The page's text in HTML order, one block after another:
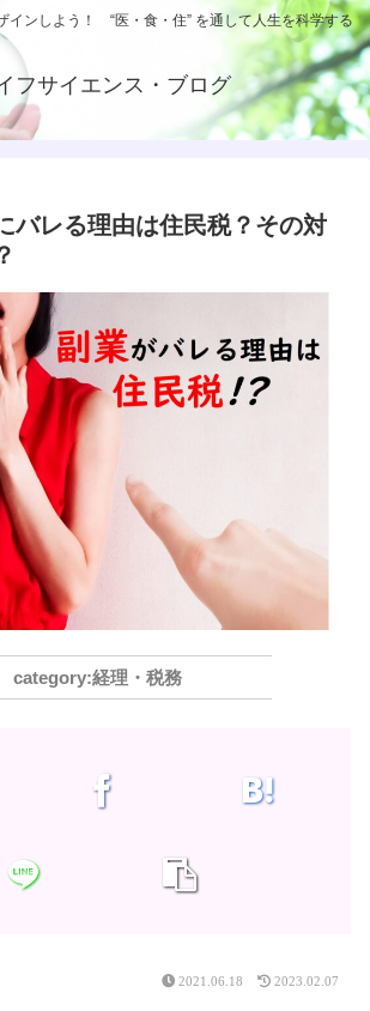
インしよう！ “医・食・住” を通して人生を科学する
フサイエンス・ブログ
バレる理由は住民税？その対
経理・税務
2021.06.18 2023.02.07